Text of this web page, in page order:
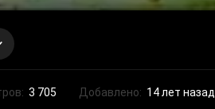
3 705 Добавлено: 14 лет назад